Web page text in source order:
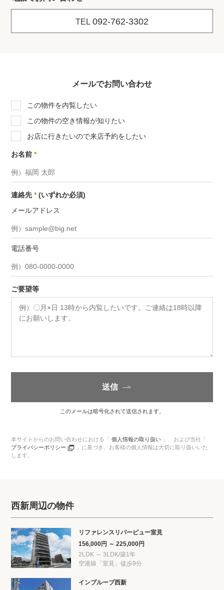
TEL 092-762-3302
メールでお問い合わせ
この物件を内覧したい
この物件の空き情報が知りたい
お店に行きたいので来店予約をしたい
お名前*
連絡先* (いずれか必須)
メールアドレス
電話番号
ご要望等
送信
このメールは暗号化されて送信されます。
本サイトからのお問い合わせにおける「個人情報の取り扱い 」、 および当社「
プライバシーポリシー
」に基づき、 お客様の個人情報は大切に取り扱いいた
します。
西新周辺の物件
リファレンスリバービュー室見
156,000円 ～ 225,000円
2LDK ～ 3LDK/築1年
空港線「室見」徒歩9分
インプルーブ西新